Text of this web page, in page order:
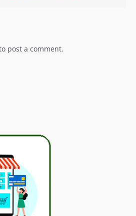
post a comment.